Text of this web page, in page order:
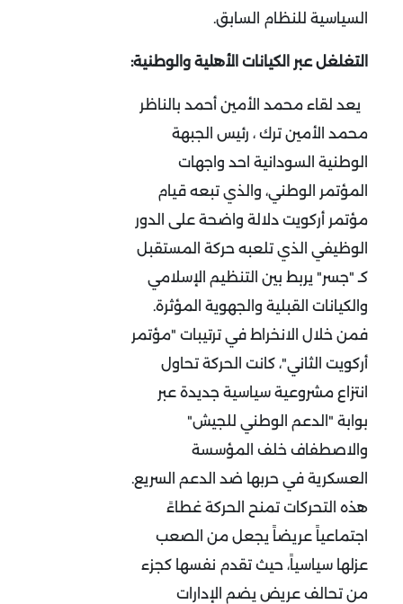
السياسية للنظام السابق.
التغلغل عبر الكيانات الأهلية والوطنية:
يعد لقاء محمد الأمين أحمد بالناظر
محمد الأمين ترك ، رئيس الجبهة
الوطنية السودانية احد واجهات
المؤتمر الوطني، والذي تبعه قيام
مؤتمر أركويت دلالة واضحة على الدور
الوظيفي الذي تلعبه حركة المستقبل
كـ "جسر" يربط بين التنظيم الإسلامي
والكيانات القبلية والجهوية المؤثرة.
فمن خلال الانخراط في ترتيبات "مؤتمر
أركويت الثاني"، كانت الحركة تحاول
انتزاع مشروعية سياسية جديدة عبر
بوابة "الدعم الوطني للجيش"
والاصطفاف خلف المؤسسة
العسكرية في حربها ضد الدعم السريع.
هذه التحركات تمنح الحركة غطاءً
اجتماعياً عريضاً يجعل من الصعب
عزلها سياسياً، حيث تقدم نفسها كجزء
من تحالف عريض يضم الإدارات